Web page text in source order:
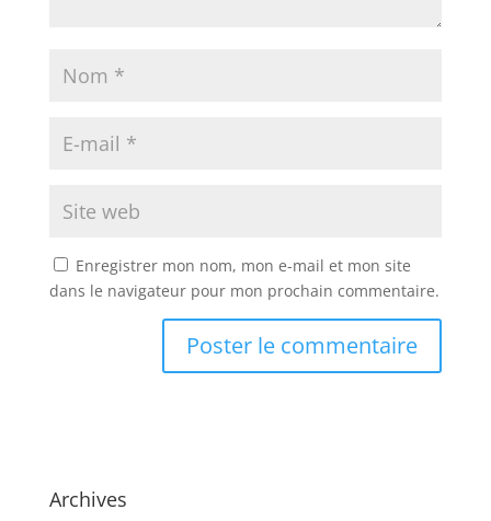
Enregistrer mon nom, mon e-mail et mon site
dans le navigateur pour mon prochain commentaire.
Archives